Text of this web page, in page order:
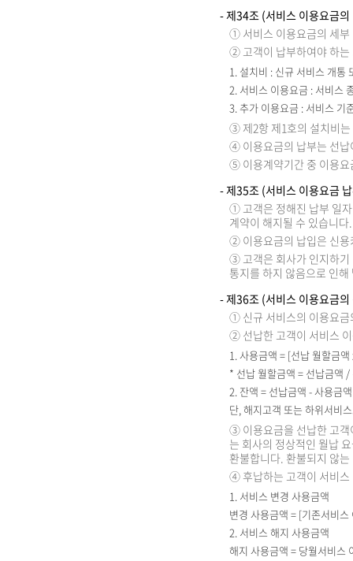
- 제34조 (서비스 이용요금
① 서비스 이용요금의 세부
② 고객이 납부하여야 하는
1. 설치비 : 신규 서비스 개통
2. 서비스 이용요금 : 서비스
3. 추가 이용요금 : 서비스 기
③ 제2항 제1호의 설치비는
④ 이용요금의 납부는 선납
⑤ 이용계약기간 중 이용요
- 제35조 (서비스 이용요금
① 고객은 정해진 납부 일
계약이 해지될 수 있습니다.
② 이용요금의 납입은 신용
③ 고객은 회사가 인지하기
통지를 하지 않음으로 인
- 제36조 (서비스 이용요금
① 신규 서비스의 이용요금
② 선납한 고객이 서비스
1. 사용금액 = [선납 월할금
* 선납 월할금액 = 선납금액
2. 잔액 = 선납금액 - 사용금액
단, 해지고객 또는 하위서비
③ 이용요금을 선납한 고객
는 회사의 정상적인 월납
환불합니다. 환불되지 않
④ 후납하는 고객이 서비스
1. 서비스 변경 사용금액
변경 사용금액 = [기존서비
2. 서비스 해지 사용금액
해지 사용금액 = 당월서비